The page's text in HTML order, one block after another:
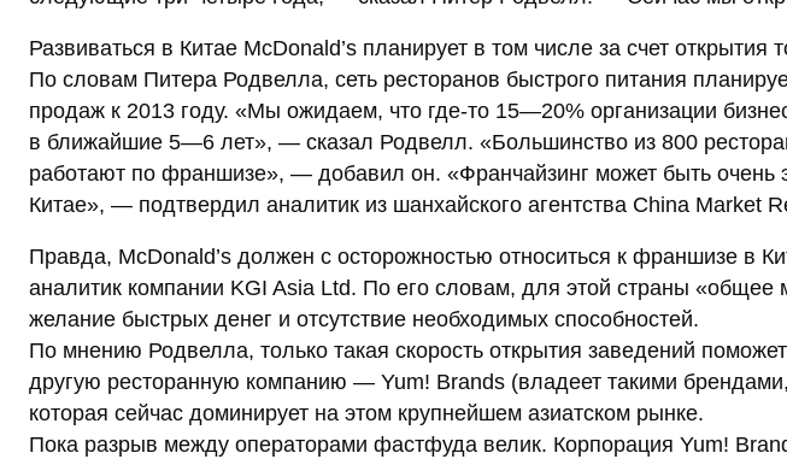
Развиваться в Китае McDonald’s планирует в том числе за счет
По словам Питера Родвелла, сеть ресторанов быстрого питания
продаж к 2013 году. «Мы ожидаем, что где-то 15—20% организации
в ближайшие 5—6 лет», — сказал Родвелл. «Большинство из 800
работают по франшизе», — добавил он. «Франчайзинг может быть
Китае», — подтвердил аналитик из шанхайского агентства China Market
Правда, McDonald’s должен с осторожностью относиться к франшизе в
аналитик компании KGI Asia Ltd. По его словам, для этой страны
желание быстрых денег и отсутствие необходимых способностей.
По мнению Родвелла, только такая скорость открытия заведений
другую ресторанную компанию — Yum! Brands (владеет такими
которая сейчас доминирует на этом крупнейшем азиатском рынке.
Пока разрыв между операторами фастфуда велик. Корпорация Yum!